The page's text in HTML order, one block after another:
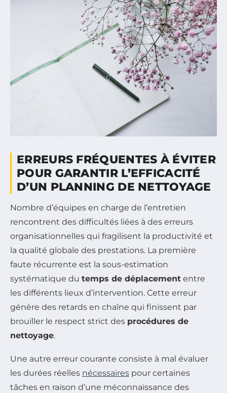
ERREURS FRÉQUENTES À ÉVITER
POUR GARANTIR L’EFFICACITÉ
D’UN PLANNING DE NETTOYAGE
Nombre d’équipes en charge de l’entretien
rencontrent des difficultés liées à des erreurs
organisationnelles qui fragilisent la productivité et
la qualité globale des prestations. La première
faute récurrente est la sous-estimation
systématique du temps de déplacement entre
les différents lieux d’intervention. Cette erreur
génère des retards en chaîne qui finissent par
brouiller le respect strict des procédures de
nettoyage.
Une autre erreur courante consiste à mal évaluer
les durées réelles nécessaires pour certaines
tâches en raison d’une méconnaissance des